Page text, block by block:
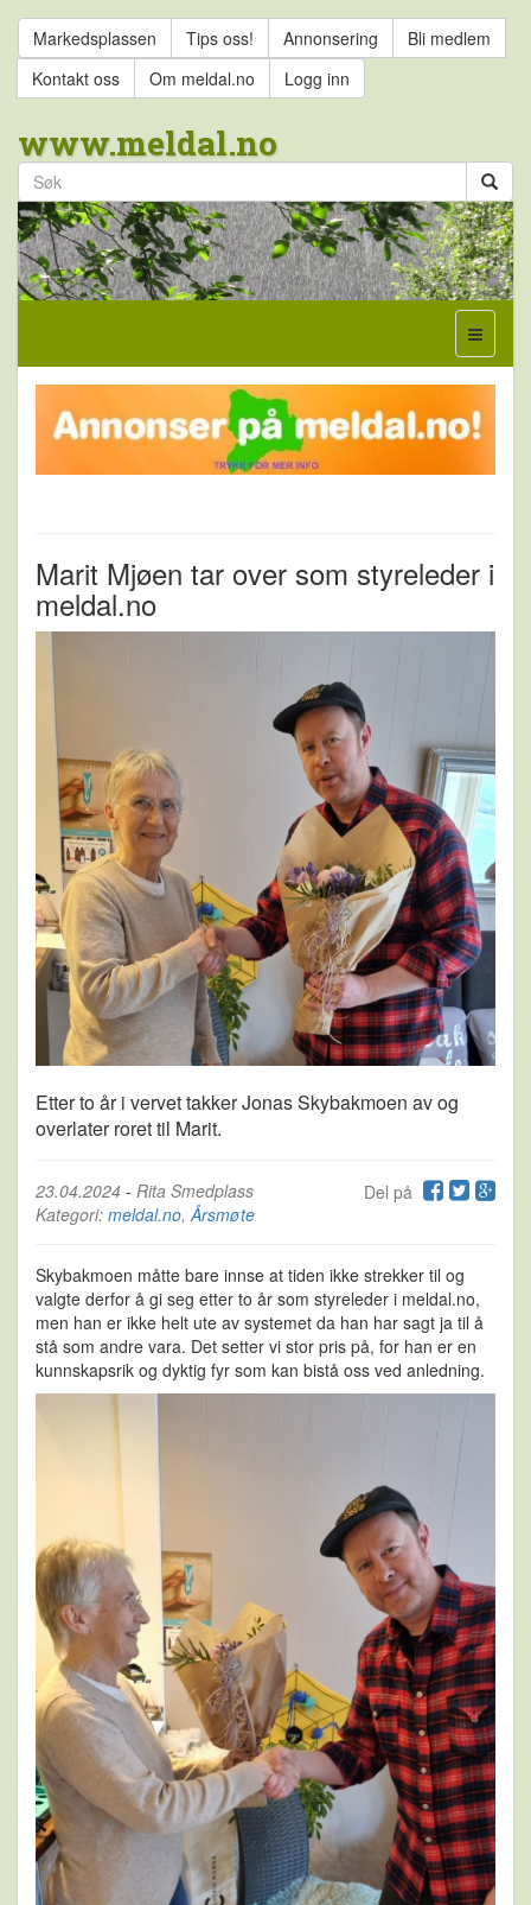
Markedsplassen Tips oss! Annonsering
Bli medlem
Kontakt oss
Om meldal.no Logg inn
www.meldal.no
Marit Mjøen tar over som styreleder i
meldal.no
Etter to år i vervet takker Jonas Skybakmoen av og
overlater roret til Marit.
Del på
23.04.2024 - Rita Smedplass
Kategori: meldal.no, Årsmøte
Skybakmoen måtte bare innse at tiden ikke strekker til og
valgte derfor å gi seg etter to år som styreleder i meldal.no,
men han er ikke helt ute av systemet da han har sagt ja til å
stå som andre vara. Det setter vi stor pris på, for han er en
kunnskapsrik og dyktig fyr som kan bistå oss ved anledning.